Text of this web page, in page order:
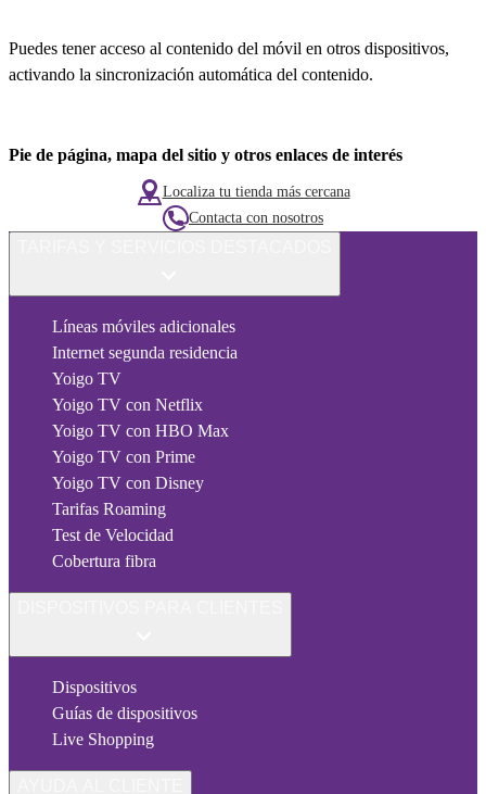
Puedes tener acceso al contenido del móvil en otros dispositivos,
activando la sincronización automática del contenido.
Pie de página, mapa del sitio y otros enlaces de interés
Localiza tu tienda más cercana
Contacta con nosotros
Líneas móviles adicionales
Internet segunda residencia
Yoigo TV
Yoigo TV con Netflix
Yoigo TV con HBO Max
Yoigo TV con Prime
Yoigo TV con Disney
Tarifas Roaming
Test de Velocidad
Cobertura fibra
Dispositivos
Guías de dispositivos
Live Shopping